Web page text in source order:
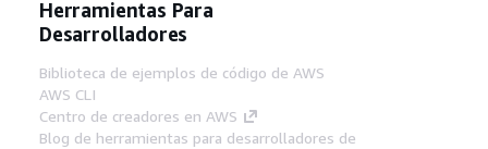
Herramientas Para
Desarrolladores
Biblioteca de ejemplos de código de AWS
AWS CLI
Centro de creadores en AWS
Blog de herramientas para desarrolladores de